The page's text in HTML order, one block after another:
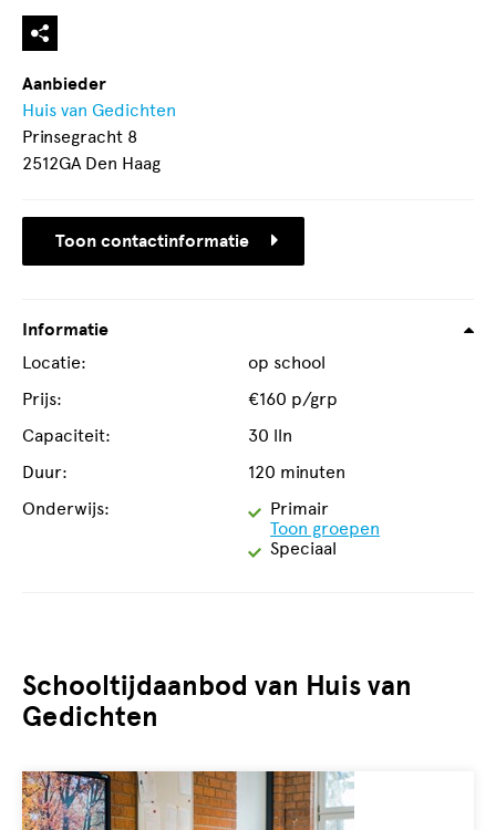
Aanbieder
Huis van Gedichten
Prinsegracht 8
2512GA Den Haag
Toon contactinformatie
Informatie
Locatie:
op school
Prijs:
€160 p/grp
Capaciteit:
30 lln
Duur:
120 minuten
Onderwijs:
Geschikt
voor
Primair
Toon groepen
Geschikt
Speciaal
Schooltijdaanbod van Huis van
Gedichten